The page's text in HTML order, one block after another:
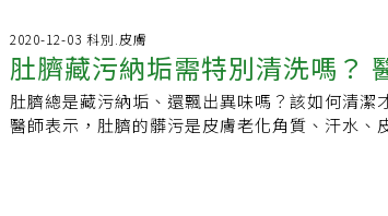
&gt;&gt;慢病好日子-一起最愛問粉絲團
天，照顧內容不同，要掌握病程，才能規畫妥適
切地打招呼、拉近彼此的距離、投其所好等方法
二法門。面對死亡準備的五良方，是生命回顧肯
四道人生、心靈成長，幫助病人找到面對死亡方
義人，就讀有「醫師搖籃」封號的嘉義中學，如
彎腰駝背比例增加，女生還比男生多。家醫科醫
口腔、牙齒檢查、眼耳鼻喉頭頸、胸腔、腹、脊
電圖檢測，但從X光檢查中發現的個案，其實不
「姿勢不良」、「彎腰駝背」，因為比較嚴重了
醫師叮嚀，除了規律服藥之外，養成良好的生活
常生活！1.限制含碘飲食：舉凡像是海帶、紫菜
食材，最好避免食用。柳朋馳醫師提醒，一般家
亢患者日常碘攝取過量，建議外食族可把菜過水
諮詢醫護人員的調整建議。 2.減少刺激食材：濃
2020-12-03 科別.皮膚
肚臍藏污納垢需特別清洗嗎？
可怕下場！
肚臍總是藏污納垢、還飄出異味嗎？該如何清潔
醫師表示，肚臍的髒污是皮膚老化角質、汗水、